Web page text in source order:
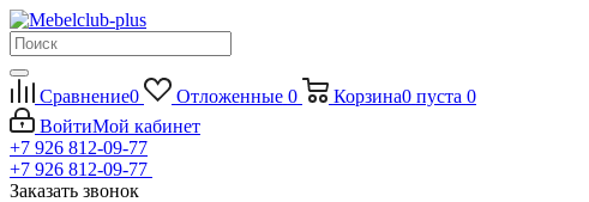
Сравнение0 Отложенные 0 Корзина0 пуста 0
ВойтиМой кабинет
+7 926 812-09-77
+7 926 812-09-77
Заказать звонок